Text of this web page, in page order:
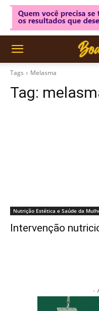
Tags Melasma
Tag:
Nutrição Estética e Saúde da
Intervenção
-